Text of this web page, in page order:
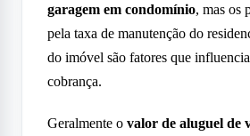
garagem em condomínio, mas os
pela taxa de manutenção do
do imóvel são fatores que
cobrança.
Geralmente o valor de aluguel de